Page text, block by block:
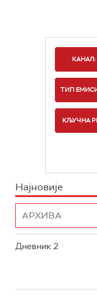
КАНАЛ:
ТИП
КЉУЧНА
Најновије
Дневник 2